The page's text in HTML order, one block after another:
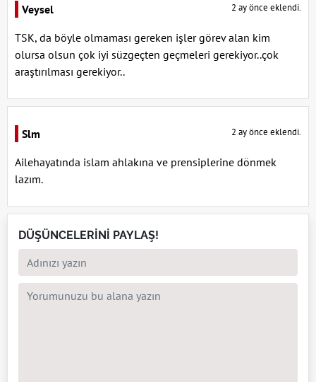
Veysel 2 ay önce eklendi.
TSK, da böyle olmaması gereken işler görev alan kim
olursa olsun çok iyi süzgeçten geçmeleri gerekiyor..çok
araştırılması gerekiyor..
Slm 2 ay önce eklendi.
Ailehayatında islam ahlakına ve prensiplerine dönmek
lazım.
DÜŞÜNCELERİNİ PAYLAŞ!